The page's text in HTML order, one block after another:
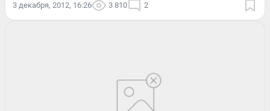
3 декабря, 2012, 16:26 3 810 2